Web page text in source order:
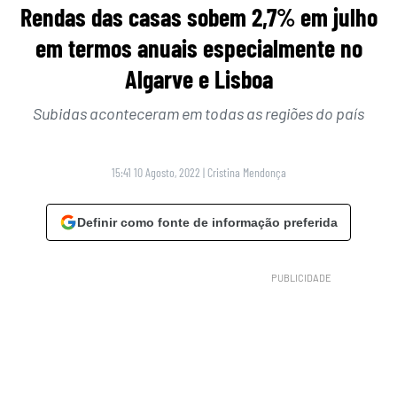
Rendas das casas sobem 2,7% em julho
em termos anuais especialmente no
Algarve e Lisboa
Subidas aconteceram em todas as regiões do país
15:41 10 Agosto, 2022 | Cristina Mendonça
Definir como fonte de informação preferida